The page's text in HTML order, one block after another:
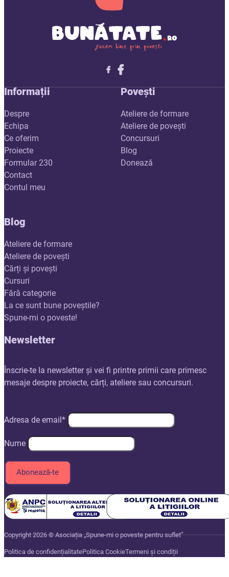
Follow me on X
Follow me on LinkedIn
Follow me on X
Informații
Despre
Echipa
Ce oferim
Proiecte
Formular 230
Contact
Contul meu
Povești
Ateliere de formare
Ateliere de povești
Concursuri
Blog
Donează
Blog
Ateliere de formare
Ateliere de povești
Cărți și povești
Cursuri
Fără categorie
La ce sunt bune poveștile?
Spune-mi o poveste!
Newsletter
Înscrie-te la newsletter și vei fi printre primii care primesc
mesaje despre proiecte, cărți, ateliere sau concursuri.
Adresa de email*
Nume
Copyright 2026 © Asociația „Spune-mi o poveste pentru suflet”
Politica de confidențialitatePolitica CookieTermeni și condiții